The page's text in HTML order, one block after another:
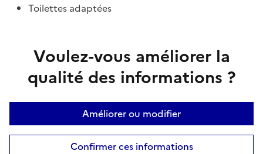
Toilettes adaptées
Voulez-vous améliorer la
qualité des informations ?
Améliorer ou modifier
Confirmer ces informations